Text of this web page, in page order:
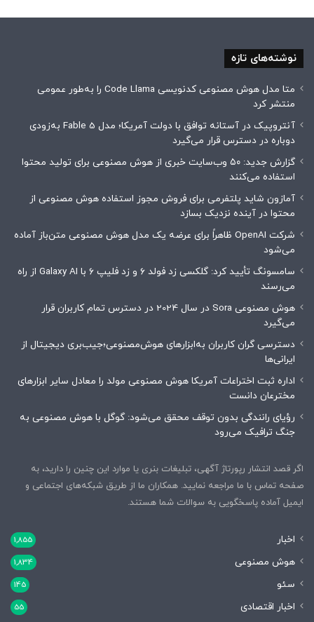
نوشته‌های تازه
متا مدل هوش مصنوعی کدنویسی Code Llama را به‌طور عمومی
منتشر کرد
آنتروپیک در آستانه توافق با دولت آمریکا؛ مدل Fable 5 به‌زودی
دوباره در دسترس قرار می‌گیرد
گزارش جدید: ۵۰ وب‌سایت خبری از هوش مصنوعی برای تولید محتوا
استفاده می‌کنند
آمازون شاید پلتفرمی برای فروش مجوز استفاده هوش مصنوعی از
محتوا در آینده نزدیک بسازد
شرکت OpenAI ظاهراً برای عرضه یک مدل هوش مصنوعی متن‌باز آماده
می‌شود
سامسونگ تأیید کرد: گلکسی زد فولد ۶ و زد فلیپ ۶ با Galaxy AI از راه
می‌رسند
هوش مصنوعی Sora در سال 2024 در دسترس تمام کاربران قرار
می‌گیرد
دسترسی گران کاربران به‌ابزارهای هوش‌مصنوعی؛جیب‌بری دیجیتال از
ایرانی‌ها
اداره ثبت اختراعات آمریکا هوش مصنوعی مولد را معادل سایر ابزارهای
مخترعان دانست
رؤیای رانندگی بدون توقف محقق می‌شود: گوگل با هوش مصنوعی به
جنگ ترافیک می‌رود
اگر قصد انتشار رپورتاژ آگهی، تبلیغات بنری یا موارد این چنین را دارید، به
صفحه تماس با ما مراجعه نمایید. همکاران ما از طریق شبکه‌های اجتماعی و
ایمیل آماده پاسخگویی به سوالات شما هستند.
اخبار 1,855
هوش مصنوعی 1,834
سئو 145
اخبار اقتصادی 55